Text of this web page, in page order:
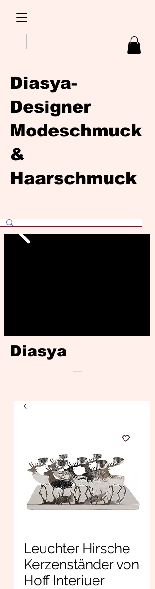
Diasya-
Designer
Modeschmuck
&
Haarschmuck
Diasya
Leuchter Hirsche
Kerzenständer von
Hoff Interiuer